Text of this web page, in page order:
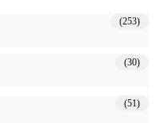
(253)
(30)
(51)